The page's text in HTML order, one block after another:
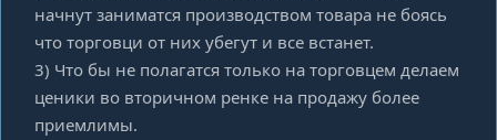
начнут заниматся производством товара не боясь
что торговци от них убегут и все встанет.
3) Что бы не полагатся только на торговцем делаем
ценики во вторичном ренке на продажу более
приемлимы.